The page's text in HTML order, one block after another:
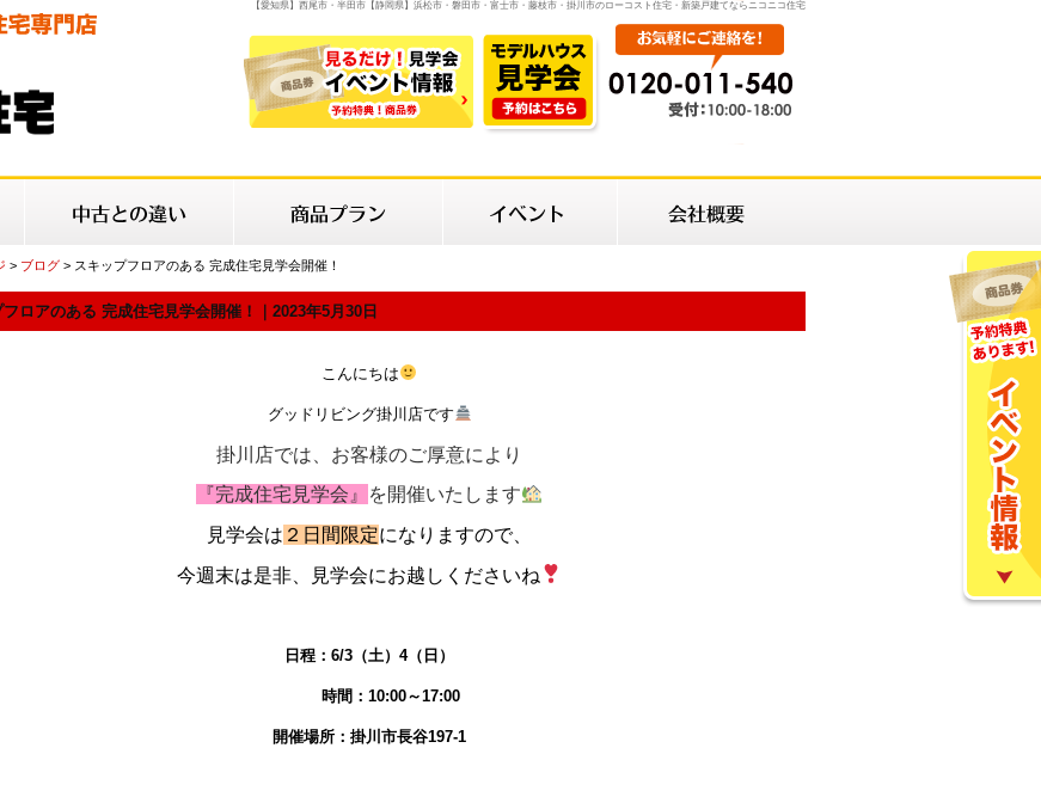
【愛知県】西尾市・半田市【静岡県】浜松市・磐田市・富士市・藤枝市・掛川市のローコスト住宅・新築戸建てならニコニコ住宅
> ブログ > スキップフロアのある 完成住宅見学会開催！
ロアのある 完成住宅見学会開催！｜2023年5月30日
こんにちは
グッドリビング掛川店です
掛川店では、お客様のご厚意により
『完成住宅見学会』
を開催いたします
見学会は ２日間限定になりますので、
今週末は是非、見学会にお越しくださいね
日程：6/3（土）4（日）
：10:00～17:00
開催場所：掛川市長谷197-1